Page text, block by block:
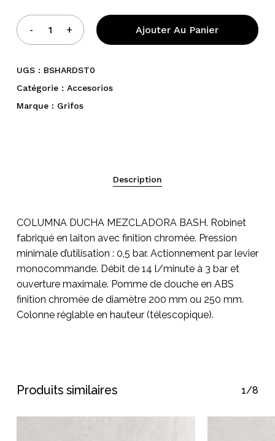
Votre panier est vide.
Go To Shop
Ajouter Au Panier
UGS : BSHARDST0
Catégorie : Accesorios
Marque : Grifos
Description
COLUMNA DUCHA MEZCLADORA BASH. Robinet
fabriqué en laiton avec finition chromée. Pression
minimale d’utilisation : 0,5 bar. Actionnement par levier
monocommande. Débit de 14 l/minute à 3 bar et
ouverture maximale. Pomme de douche en ABS
finition chromée de diamètre 200 mm ou 250 mm.
Colonne réglable en hauteur (télescopique).
Produits similaires 1/8